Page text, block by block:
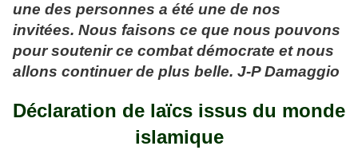
une des personnes a été une de nos
invitées. Nous faisons ce que nous pouvons
pour soutenir ce combat démocrate et nous
allons continuer de plus belle. J-P Damaggio
Déclaration de laïcs issus du monde
islamique